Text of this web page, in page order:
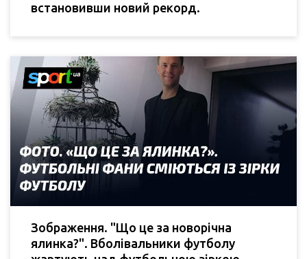
встановивши новий рекорд.
Зображення. "Що це за новорічна
ялинка?". Вболівальники футболу